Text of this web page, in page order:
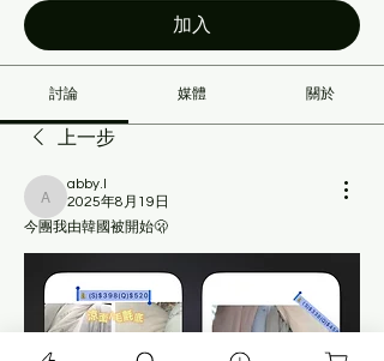
加入
討論 媒體 關於
上一步
abby.l
abby.l
2025年8月19日
今團我由韓國被開始🫢